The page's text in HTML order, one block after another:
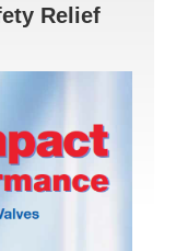
Relief